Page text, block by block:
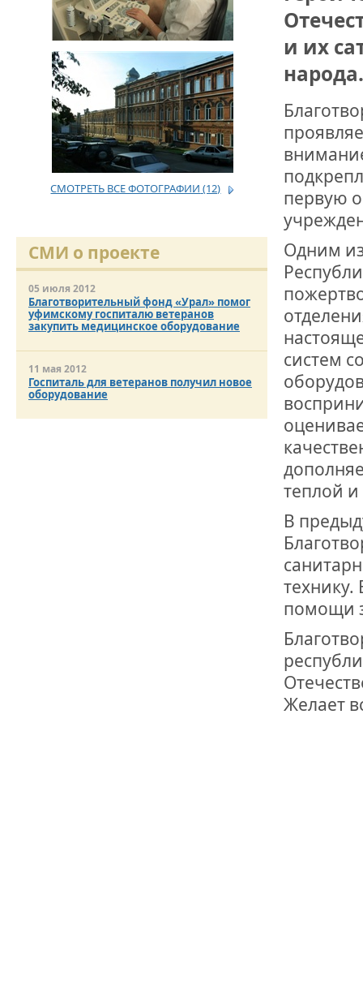
ДРУЖБА НЕ
ВСТРЕЧА
В ДОМЕ
ВНОВЬ О
ДО
ЮСУПОВА
ЛЮБОЙ
ИНТЕРВЬЮ
«ВЕТЕРАН
МЕМОРИАЛ
ОТМЕТИЛА
РОССИИ
СМОТРЕТЬ ВСЕ ФОТОГРАФИИ (12)
СМИ о проекте
05 июля 2012
Благотворительный фонд «Урал» помог
уфимскому госпиталю ветеранов
закупить медицинское оборудование
11 мая 2012
Госпиталь для ветеранов получил новое
оборудование
и их
народа.
первую
Одним
систем
теплой
В
помощи
Желает